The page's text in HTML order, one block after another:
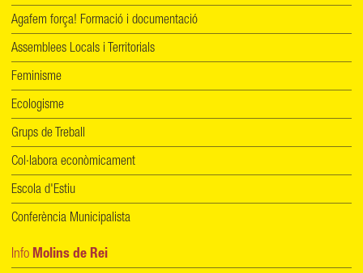
Agafem força! Formació i documentació
Assemblees Locals i Territorials
Feminisme
Ecologisme
Grups de Treball
Col·labora econòmicament
Escola d'Estiu
Conferència Municipalista
Info Molins de Rei